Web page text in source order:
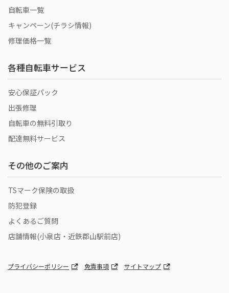
自転車一覧
キャンペーン(チラシ情報)
修理価格一覧
各種自転車サービス
安心保証パック
出張修理
自転車の無料引取り
配達無料サービス
その他のご案内
TSマーク保険の取扱
防犯登録
よくあるご質問
店舗情報(小泉店・近鉄郡山駅前店)
プライバシーポリシー 免責事項 サイトマップ